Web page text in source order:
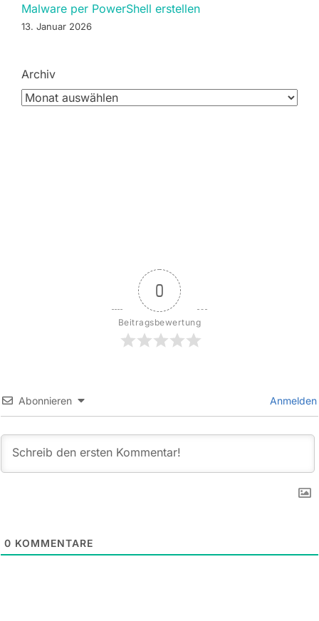
Malware per PowerShell erstellen
13. Januar 2026
Archiv
0
Beitragsbewertung
Abonnieren Anmelden
0 KOMMENTARE